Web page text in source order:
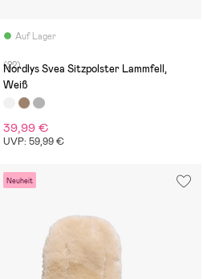
Auf Lager
(22)
Nordlys Svea Sitzpolster Lammfell,
Weiß
39,99 €
UVP: 59,99 €
Neuheit